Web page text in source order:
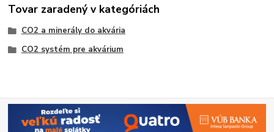
Tovar zaradený v kategóriách
CO2 a minerály do akvária
CO2 systém pre akvárium